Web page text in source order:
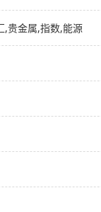
,贵金属,指数,能源